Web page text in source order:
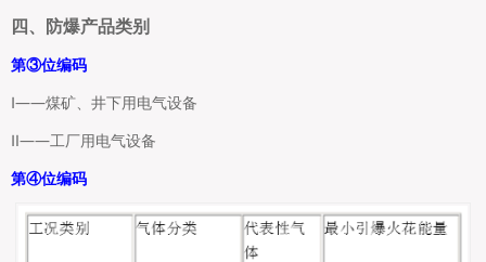
四、防爆产品类别
第③位编码
Ⅰ——煤矿、井下用电气设备
Ⅱ——工厂用电气设备
第④位编码